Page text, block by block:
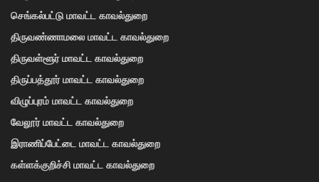
செங்கல்பட்டு மாவட்ட காவல்துறை
திருவண்ணாமலை மாவட்ட காவல்துறை
திருவள்ளூர் மாவட்ட காவல்துறை
திருப்பத்தூர் மாவட்ட காவல்துறை
விழுப்புரம் மாவட்ட காவல்துறை
வேலூர் மாவட்ட காவல்துறை
இராணிப்பேட்டை மாவட்ட காவல்துறை
கள்ளக்குறிச்சி மாவட்ட காவல்துறை